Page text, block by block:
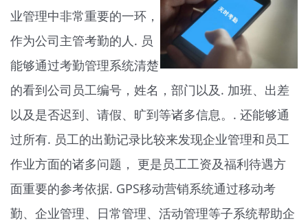
业管理中非常重要的一环，
作为公司主管考勤的人. 员
能够通过考勤管理系统清楚
的看到公司员工编号，姓名，部门以及. 加班、出差
以及是否迟到、请假、旷到等诸多信息。. 还能够通
过所有. 员工的出勤记录比较来发现企业管理和员工
作业方面的诸多问题， 更是员工工资及福利待遇方
面重要的参考依据. GPS移动营销系统通过移动考
勤、企业管理、日常管理、活动管理等子系统帮助企